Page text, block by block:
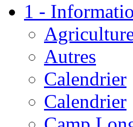
1 -
Autres
Calendrier
Calendrier